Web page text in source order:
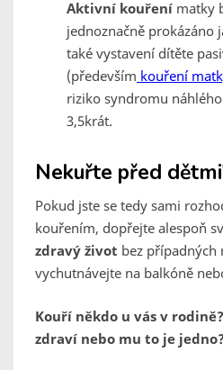
Aktivní kouření matky
jednoznačně prokázáno
také vystavení dítěte
(především kouření
riziko syndromu
3,5krát.
Nekuřte před
Pokud jste se tedy sami
kouřením, dopřejte alespoň
zdravý život bez případných
vychutnávejte na balkóně
Kouří někdo u vás v
zdraví nebo mu to je